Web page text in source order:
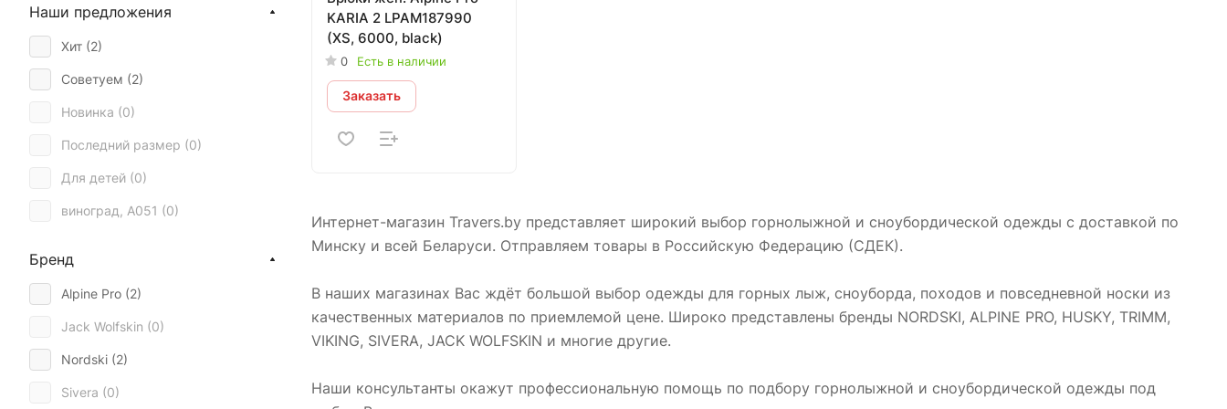
KARIA 2 LPAM187990
(XS, 6000, black)
0 Есть в наличии
Заказать
Интернет-магазин Travers.by представляет широкий выбор горнолыжной и сноубордической одежды с доставкой по
Минску и всей Беларуси. Отправляем товары в Российскую Федерацию (СДЕК).
В наших магазинах Вас ждёт большой выбор одежды для горных лыж, сноуборда, походов и повседневной носки из
качественных материалов по приемлемой цене. Широко представлены бренды NORDSKI, ALPINE PRO, HUSKY, TRIMM,
VIKING, SIVERA, JACK WOLFSKIN и многие другие.
Наши консультанты окажут профессиональную помощь по подбору горнолыжной и сноубордической одежды под
Наши предложения
Хит (2)
Советуем (2)
Новинка (0)
Последний размер (0)
Для детей (0)
виноград, А051 (0)
Бренд
Alpine Pro (2)
Jack Wolfskin (0)
Nordski (2)
Sivera (0)